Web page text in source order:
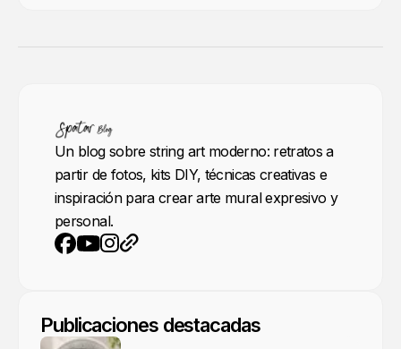
Un blog sobre string art moderno: retratos a
partir de fotos, kits DIY, técnicas creativas e
inspiración para crear arte mural expresivo y
personal.
Publicaciones destacadas